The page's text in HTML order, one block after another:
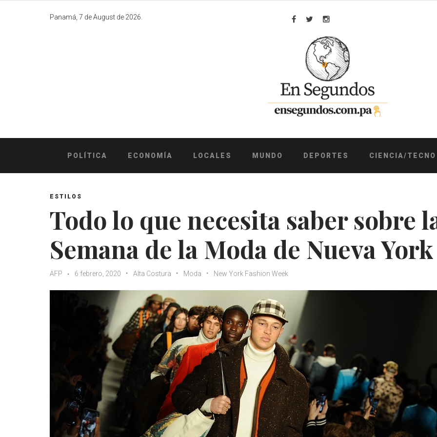
Panamá, 7 de August de 2026.
Facebook
TwitterInstagram
POLÍTICA ECONOMÍA LOCALES MUNDO DEPORTES CIENCIA/TECNO
ESTILOS
Todo lo que necesita saber sobre
Semana de la Moda de Nueva York
AFP 6 febrero, 2020 Alta Costura Moda New York Fashion Week